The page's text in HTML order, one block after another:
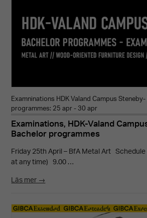
Examninations HDK Valand Campus
programmes: 25 apr - 30 apr
Examinations, HDK-Valand
Bachelor programmes
Friday 25th April – BfA Metal Art
at any time) 9.00 …
Läs mer →
med
ditt
när
ökar